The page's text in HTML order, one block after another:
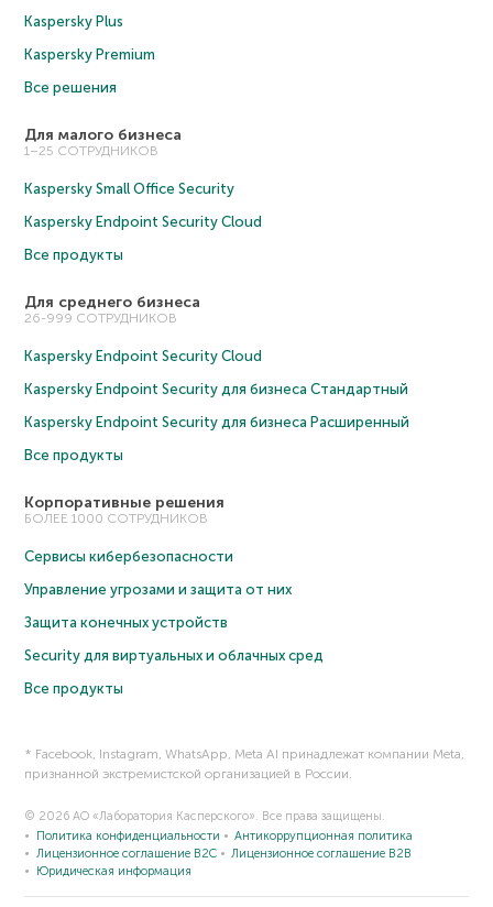
Kaspersky Plus
Kaspersky Premium
Все решения
Для малого бизнеса
1–25 СОТРУДНИКОВ
Kaspersky Small Office Security
Kaspersky Endpoint Security Cloud
Все продукты
Для среднего бизнеса
26-999 СОТРУДНИКОВ
Kaspersky Endpoint Security Cloud
Kaspersky Endpoint Security для бизнеса Cтандартный
Kaspersky Endpoint Security для бизнеса Расширенный
Все продукты
Корпоративные решения
БОЛЕЕ 1000 СОТРУДНИКОВ
Сервисы кибербезопасности
Управление угрозами и защита от них
Защита конечных устройств
Security для виртуальных и облачных сред
Все продукты
* Facebook, Instagram, WhatsApp, Meta AI принадлежат компании Meta,
признанной экстремистской организацией в России.
© 2026 АО «Лаборатория Касперского». Все права защищены.
Политика конфиденциальности
Антикоррупционная политика
Лицензионное соглашение B2C
Лицензионное соглашение B2B
Юридическая информация